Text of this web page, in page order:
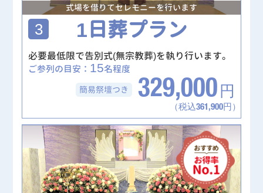
式場を借りてセレモニーを行います
3 1日葬プラン
必要最低限で告別式(無宗教葬)を執り行います。
ご参列の目安： 15名程度
簡易祭壇つき 329,000 円
（税込361,900円）